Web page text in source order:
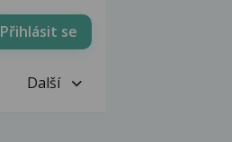
Přihlásit se
Další